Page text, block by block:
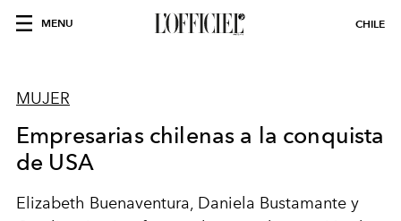
MENU CHILE
MUJER
Empresarias chilenas a la conquista
de USA
Elizabeth Buenaventura, Daniela Bustamante y